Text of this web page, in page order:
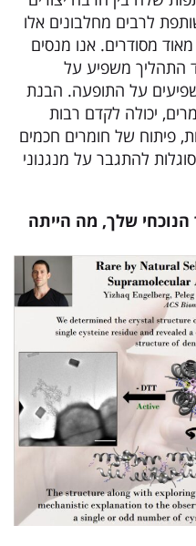
לרבים מחלבונים אלו
מסודרים. אנו מנסים
התהליך משפיע על
על התופעה. הבנת
יכולה לקדם רבות
פיתוח של חומרים חכמים
להתגבר על מנגנוני
שלך, מה הייתה